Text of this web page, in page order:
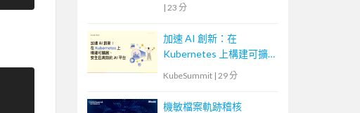
| 23 分
加速 AI 創新：在
Kubernetes 上構建可擴
展、安全且高效的 AI 平
KubeSummit | 29 分
機敏檔案軌跡稽核